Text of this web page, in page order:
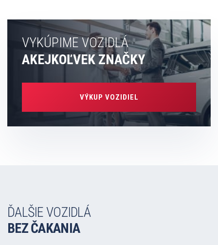
VYKÚPIME VOZIDLÁ
AKEJKOĽVEK ZNAČKY
VÝKUP VOZIDIEL
ĎALŠIE VOZIDLÁ
BEZ ČAKANIA